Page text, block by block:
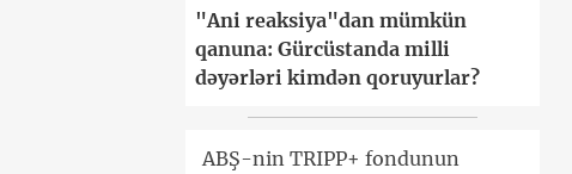
"Ani reaksiya"dan mümkün
qanuna: Gürcüstanda milli
dəyərləri kimdən qoruyurlar?
ABŞ-nin TRIPP+ fondunun